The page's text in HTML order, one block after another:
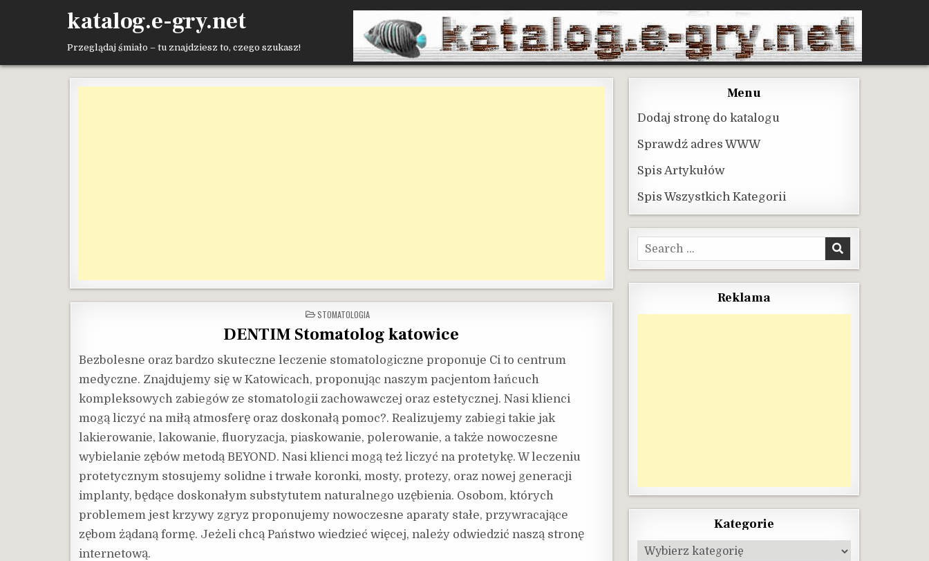
katalog.e-gry.net
Przeglądaj śmiało – tu znajdziesz to, czego szukasz!
POSTED
IN
STOMATOLOGIA
DENTIM Stomatolog katowice
Bezbolesne oraz bardzo skuteczne leczenie stomatologiczne proponuje Ci to centrum
medyczne. Znajdujemy się w Katowicach, proponując naszym pacjentom łańcuch
kompleksowych zabiegów ze stomatologii zachowawczej oraz estetycznej. Nasi klienci
mogą liczyć na miłą atmosferę oraz doskonałą pomoc?. Realizujemy zabiegi takie jak
lakierowanie, lakowanie, fluoryzacja, piaskowanie, polerowanie, a także nowoczesne
wybielanie zębów metodą BEYOND. Nasi klienci mogą też liczyć na protetykę. W leczeniu
protetycznym stosujemy solidne i trwałe koronki, mosty, protezy, oraz nowej generacji
implanty, będące doskonałym substytutem naturalnego uzębienia. Osobom, których
problemem jest krzywy zgryz proponujemy nowoczesne aparaty stałe, przywracające
zębom żądaną formę. Jeżeli chcą Państwo wiedzieć więcej, należy odwiedzić naszą stronę
internetową.
Menu
Dodaj stronę do katalogu
Sprawdź adres WWW
Spis Artykułów
Spis Wszystkich Kategorii
Search
for:
Reklama
Kategorie
Kategorie